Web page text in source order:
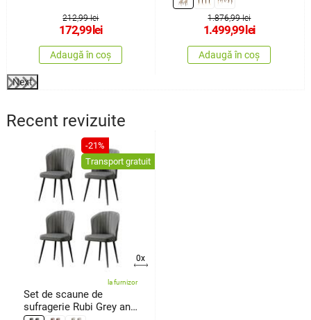
212,99 lei
172,99lei
Adaugă în coș
1.876,99 lei
1.499,99lei
Adaugă în coș
Next
Recent revizuite
-21%
Transport gratuit
0x
la furnizor
Set de scaune de
sufragerie Rubi Grey and